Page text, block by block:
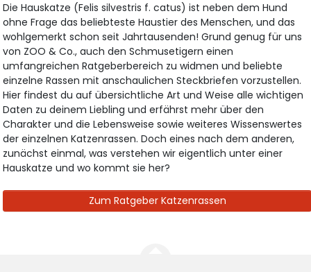
Die Hauskatze (Felis silvestris f. catus) ist neben dem Hund
ohne Frage das beliebteste Haustier des Menschen, und das
wohlgemerkt schon seit Jahrtausenden! Grund genug für uns
von ZOO & Co., auch den Schmusetigern einen
umfangreichen Ratgeberbereich zu widmen und beliebte
einzelne Rassen mit anschaulichen Steckbriefen vorzustellen.
Hier findest du auf übersichtliche Art und Weise alle wichtigen
Daten zu deinem Liebling und erfährst mehr über den
Charakter und die Lebensweise sowie weiteres Wissenswertes
der einzelnen Katzenrassen. Doch eines nach dem anderen,
zunächst einmal, was verstehen wir eigentlich unter einer
Hauskatze und wo kommt sie her?
Zum Ratgeber Katzenrassen